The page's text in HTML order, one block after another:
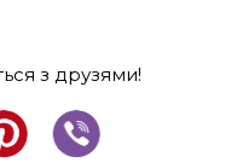
з друзями!